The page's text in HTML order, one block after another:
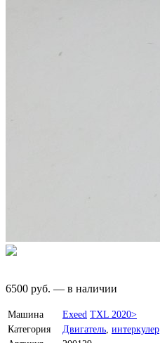
6500 руб. — в наличии
Машина Exeed TXL 2020>
Категория
Двигатель интеркулер